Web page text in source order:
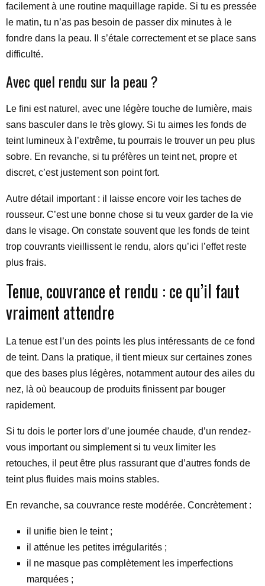
facilement à une routine maquillage rapide. Si tu es pressée
le matin, tu n’as pas besoin de passer dix minutes à le
fondre dans la peau. Il s’étale correctement et se place sans
difficulté.
Avec quel rendu sur la peau ?
Le fini est naturel, avec une légère touche de lumière, mais
sans basculer dans le très glowy. Si tu aimes les fonds de
teint lumineux à l’extrême, tu pourrais le trouver un peu plus
sobre. En revanche, si tu préfères un teint net, propre et
discret, c’est justement son point fort.
Autre détail important : il laisse encore voir les taches de
rousseur. C’est une bonne chose si tu veux garder de la vie
dans le visage. On constate souvent que les fonds de teint
trop couvrants vieillissent le rendu, alors qu’ici l’effet reste
plus frais.
Tenue, couvrance et rendu : ce qu’il faut
vraiment attendre
La tenue est l’un des points les plus intéressants de ce fond
de teint. Dans la pratique, il tient mieux sur certaines zones
que des bases plus légères, notamment autour des ailes du
nez, là où beaucoup de produits finissent par bouger
rapidement.
Si tu dois le porter lors d’une journée chaude, d’un rendez-
vous important ou simplement si tu veux limiter les
retouches, il peut être plus rassurant que d’autres fonds de
teint plus fluides mais moins stables.
En revanche, sa couvrance reste modérée. Concrètement :
il unifie bien le teint ;
il atténue les petites irrégularités ;
il ne masque pas complètement les imperfections
marquées ;